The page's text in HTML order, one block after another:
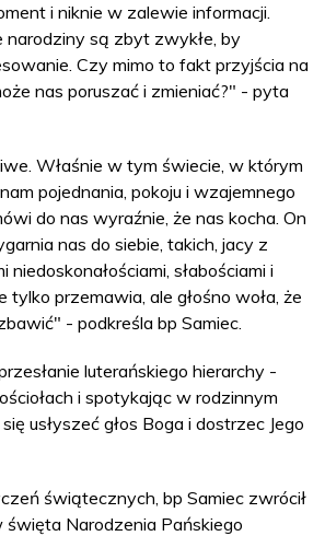
i niknie w zalewie informacji.
narodziny są zbyt zwykłe, by
Czy mimo to fakt przyjścia na
nas poruszać i zmieniać?" - pyta
Właśnie w tym świecie, w którym
pojednania, pokoju i wzajemnego
do nas wyraźnie, że nas kocha. On
nas do siebie, takich, jacy z
niedoskonałościami, słabościami i
tylko przemawia, ale głośno woła, że
- podkreśla bp Samiec.
luterańskiego hierarchy -
i spotykając w rodzinnym
usłyszeć głos Boga i dostrzec Jego
świątecznych, bp Samiec zwrócił
święta Narodzenia Pańskiego